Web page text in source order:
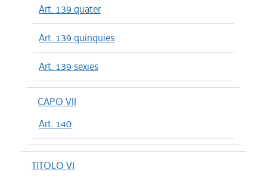
Art. 139 quater
Art. 139 quinquies
Art. 139 sexies
CAPO VII
Art. 140
TITOLO VI